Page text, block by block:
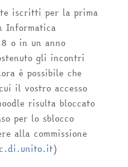
iscritti per la prima
Informatica
o in un anno
gli incontri
è possibile che
il vostro accesso
risulta bloccato
per lo sblocco
alla commissione
)